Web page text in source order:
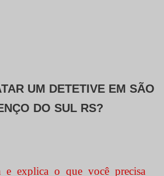
UM DETETIVE EM SÃO
DO SUL RS?
e explica o que você precisa